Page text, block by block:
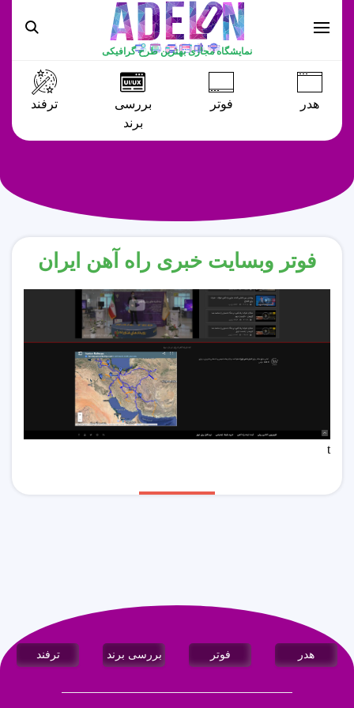
نمایشگاه مجازی بهترین طرح گرافیکی
هدر فوتر
بررسی
برند
ترفند
فوتر وبسایت خبری راه آهن ایران
t
هدر فوتر بررسی برند ترفند